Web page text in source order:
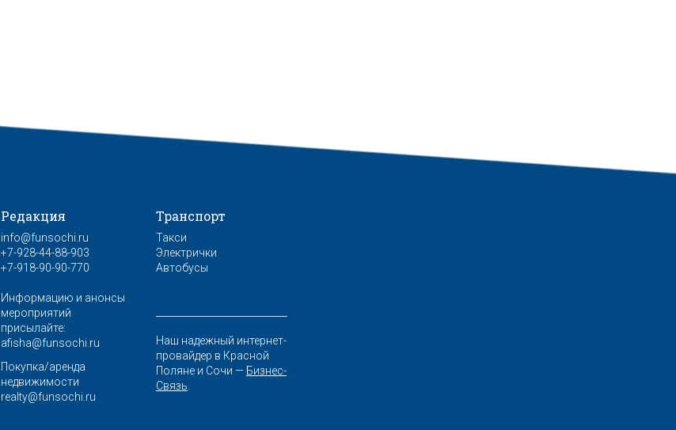
Редакция
info@funsochi.ru
+7-928-44-88-903
+7-918-90-90-770
Информацию и анонсы
мероприятий
присылайте:
afisha@funsochi.ru
Покупка/аренда
недвижимости
realty@funsochi.ru
Транспорт
Такси
Электрички
Автобусы
Наш надежный интернет-
провайдер в Красной
Поляне и Сочи — Бизнес-
Связь